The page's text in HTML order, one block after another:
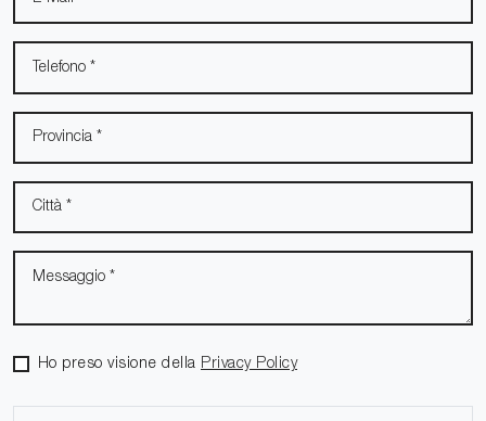
Ho preso visione della Privacy Policy